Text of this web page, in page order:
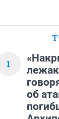
1
об